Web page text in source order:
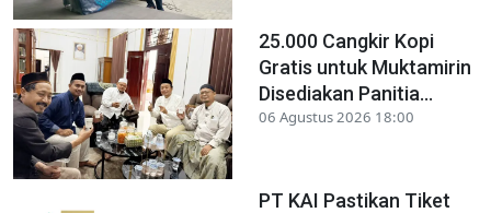
25.000 Cangkir Kopi
Gratis untuk Muktamirin
Disediakan Panitia...
06 Agustus 2026 18:00
PT KAI Pastikan Tiket